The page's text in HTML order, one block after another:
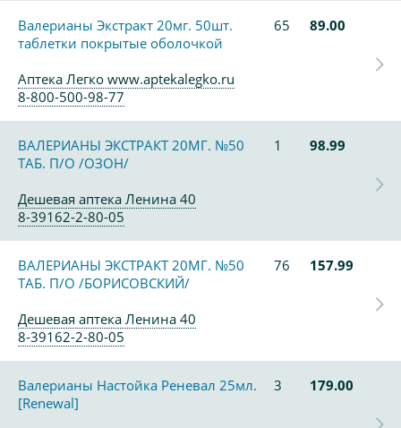
Валерианы Экстракт 20мг. 50шт.
таблетки покрытые оболочкой
65 89.00
Аптека Легко www.aptekalegko.ru
8-800-500-98-77
ВАЛЕРИАНЫ ЭКСТРАКТ 20МГ. №50
ТАБ. П/О /ОЗОН/
1 98.99
Дешевая аптека Ленина 40
8-39162-2-80-05
ВАЛЕРИАНЫ ЭКСТРАКТ 20МГ. №50
ТАБ. П/О /БОРИСОВСКИЙ/
76 157.99
Дешевая аптека Ленина 40
8-39162-2-80-05
Валерианы Настойка Реневал 25мл.
[Renewal]
3 179.00